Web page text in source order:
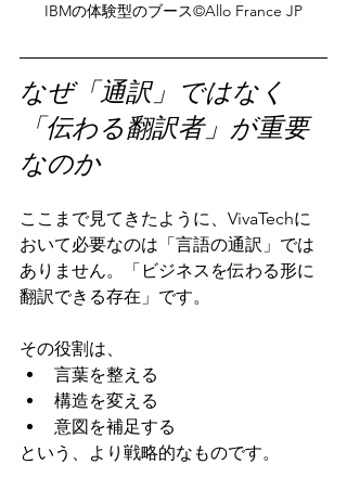
IBMの体験型のブース©️Allo France JP
なぜ「通訳」ではなく
「伝わる翻訳者」が重要
なのか
ここまで見てきたように、VivaTechに
おいて必要なのは「言語の通訳」では
ありません。「ビジネスを伝わる形に
翻訳できる存在」です。
その役割は、
言葉を整える
構造を変える
意図を補足する
という、より戦略的なものです。